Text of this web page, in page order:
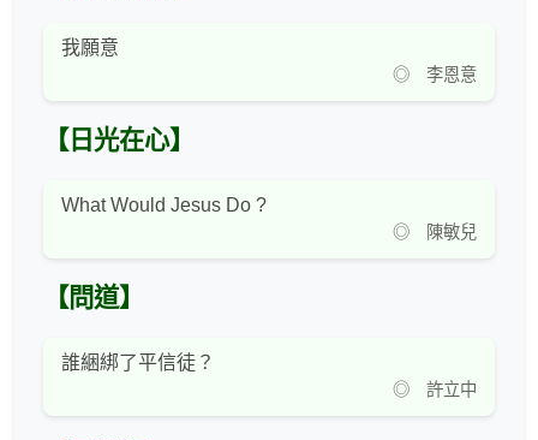
我願意
◎ 李恩意
【日光在心】
What Would Jesus Do ?
◎ 陳敏兒
【問道】
誰綑綁了平信徒？
◎ 許立中